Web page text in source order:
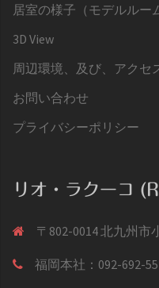
居室の様子（モデルルー
3D View
周辺環境、及び、アクセ
お問い合わせ
プライバシーポリシー
リオ・ラクーコ
〒802-0014 北九州市
福岡本社：092-692-